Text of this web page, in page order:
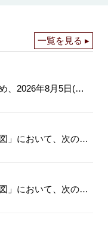
一覧を見る ▸
システムメンテナンス（緊急）のため、2026年8月5日(水)18時～20時（予定）の期間、サイトを一時的に停止いたします。作業終了次第、再開いたします。御迷惑をおかけしますがご理解のほどよろしくお願いします。
「土砂災害警戒区域・特別警戒区域図」において、次の小学校及び義務教育学校の学校区の土砂災害警戒区域及び特別警戒区域の解除及び指定をしました。（広島市東区）上温品、牛田、尾長・矢賀、戸坂、（広島市南区）皆実・段原、大河、（広島市西区）三篠、（広島市安佐南区）安東、伴東、（広島市佐伯区）五日市南、（尾道市）浦崎、美木原、（江田島市）大古
「土砂災害警戒区域・特別警戒区域図」において、次の小学校及び義務教育学校の学校区の基礎調査結果を追加しました。（広島市東区）戸坂城山、（広島市安佐南区）安東、安北、伴、緑井、（呉市）横路、（東広島市）吉川、高屋西、造賀、高美が丘、川上、原、（世羅町）世羅